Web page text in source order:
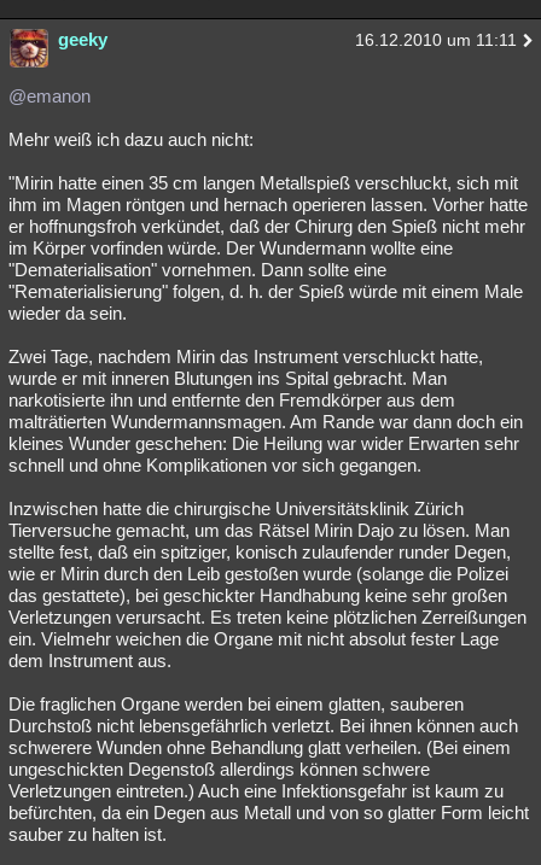
geeky 16.12.2010 um 11:11
@emanon
Mehr weiß ich dazu auch nicht:
"Mirin hatte einen 35 cm langen Metallspieß verschluckt, sich mit
ihm im Magen röntgen und hernach operieren lassen. Vorher hatte
er hoffnungsfroh verkündet, daß der Chirurg den Spieß nicht mehr
im Körper vorfinden würde. Der Wundermann wollte eine
"Dematerialisation" vornehmen. Dann sollte eine
"Rematerialisierung" folgen, d. h. der Spieß würde mit einem Male
wieder da sein.
Zwei Tage, nachdem Mirin das Instrument verschluckt hatte,
wurde er mit inneren Blutungen ins Spital gebracht. Man
narkotisierte ihn und entfernte den Fremdkörper aus dem
malträtierten Wundermannsmagen. Am Rande war dann doch ein
kleines Wunder geschehen: Die Heilung war wider Erwarten sehr
schnell und ohne Komplikationen vor sich gegangen.
Inzwischen hatte die chirurgische Universitätsklinik Zürich
Tierversuche gemacht, um das Rätsel Mirin Dajo zu lösen. Man
stellte fest, daß ein spitziger, konisch zulaufender runder Degen,
wie er Mirin durch den Leib gestoßen wurde (solange die Polizei
das gestattete), bei geschickter Handhabung keine sehr großen
Verletzungen verursacht. Es treten keine plötzlichen Zerreißungen
ein. Vielmehr weichen die Organe mit nicht absolut fester Lage
dem Instrument aus.
Die fraglichen Organe werden bei einem glatten, sauberen
Durchstoß nicht lebensgefährlich verletzt. Bei ihnen können auch
schwerere Wunden ohne Behandlung glatt verheilen. (Bei einem
ungeschickten Degenstoß allerdings können schwere
Verletzungen eintreten.) Auch eine Infektionsgefahr ist kaum zu
befürchten, da ein Degen aus Metall und von so glatter Form leicht
sauber zu halten ist.